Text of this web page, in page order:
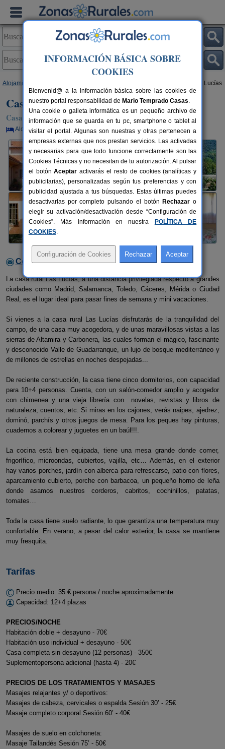
Alojamientos > Casa Rural Las Lucías
Casa Rural Las Lucías
Casa Rural en Navatrasierra (Cáceres)
Alquiler por habitaciones 12+4 plazas 145 km de Cáceres
Contactar con el alojamiento
La casa rural Las Lucías, a una distancia privilegiada respecto a grandes
ciudades como Madrid, Salamanca, Toledo, Cáceres, Mérida o Ciudad
Real, es el lugar ideal para pasar fines de semana y mini vacaciones.
Si vienes a la casa rural Las Lucías disfrutarás de la tranquilidad del
campo, de una casa muy acogedora, y de unas maravillosas vistas a las
sierras de Altamira y Carbonera, las cuales forman el mágico, fascinante
y desconocido Valle de Guadarranque, un lujo de bosque mediterráneo y
de millones de estrellas en noches despejadas...
De reciente construcción, la casa tiene cinco dormitorios, con capacidad
para 10+4 personas. Cuenta, con un salón-comedor amplio y acogedor
con chimenea y una vieja librería con novelas, revistas y libros de
naturaleza, cuentos, etc. Si miras en los cajones, verás naipes, ajedrez,
dominó, parchís y otros juegos de mesa. Para los peques hay pinturas,
cuadernos a colorear y juguetes en un baúl!!!.
La cocina está bien equipada, tiene una mesa grande donde comer,
frigorífico, microondas, cubiertos, vajilla, etc… Además, en el exterior
hay varios porches, jardín con alberca para refrescarse, patio con flores,
aparcamiento cubierto, porche con barbacoa, un pequeño horno de leña
donde asamos nuestros corderos, cabritos, cochinillos, patatas,
tomates…
Toda la casa tiene suelo radiante, lo que garantiza una temperatura muy
confortable. En verano, a pesar del calor exterior, la casa se mantiene
muy fresquita.
Tarifas
Precio medio: 35 € persona / noche aproximadamente
Capacidad: 12+4 plazas
PRECIOS/NOCHE
Habitación doble + desayuno - 70€
Habitación uso individual + desayuno - 50€
Casa completa sin desayuno (12 personas) - 350€
Suplementopersona adicional (hasta 4) - 20€
PRECIOS DE LOS TRATAMIENTOS Y MASAJES
Masajes relajantes y/ o deportivos:
Masajes de cabeza, cervicales o espalda Sesión 30’ - 25€
Masaje completo corporal Sesión 60’ - 40€
Masajes de suelo en colchoneta:
Masaje Tailandés Sesión 75’ - 50€
INFORMACIÓN BÁSICA SOBRE
COOKIES
Bienvenid@ a la información básica sobre las cookies de
nuestro portal responsabilidad de Mario Temprado Casas.
Una cookie o galleta informática es un pequeño archivo de
información que se guarda en tu pc, smartphone o tablet al
visitar el portal. Algunas son nuestras y otras pertenecen a
empresas externas que nos prestan servicios. Las activadas
y necesarias para que todo funcione correctamente son las
Cookies Técnicas y no necesitan de tu autorización. Al pulsar
el botónAceptar activarás el resto de cookies (analíticas y
publicitarias), personalizadas según tus preferencias y con
publicidad ajustada a tus búsquedas. Estas últimas puedes
desactivarlas por completo pulsando el botón Rechazar o
elegir su activación/desactivación desde “Configuración de
Cookies”. Más información en nuestra
POLÍTICA DE
COOKIES.